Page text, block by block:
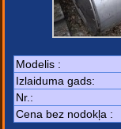
Modelis :
Izlaiduma gads:
Nr.:
Cena bez nodokļa :